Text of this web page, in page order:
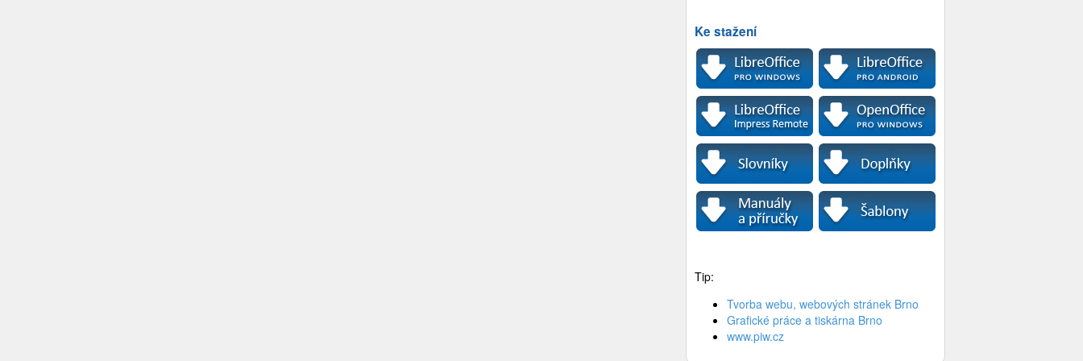
Ke stažení
Tip:
Tvorba webu, webových stránek Brno
Grafické práce a tiskárna Brno
www.piw.cz